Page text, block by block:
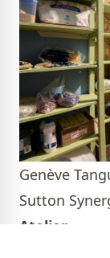
Genève
Sutton
Atelier